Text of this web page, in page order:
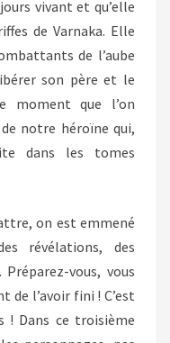
vivant et qu’elle
de Varnaka. Elle
de l’aube
son père et le
moment que l’on
notre héroïne qui,
dans les tomes
on est emmené
révélations, des
vous, vous
de l’avoir fini ! C’est
! Dans ce troisième